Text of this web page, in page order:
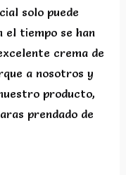
precios:
desde
$ 30.000
solo puede
el tiempo se han
crema de
a nosotros y
producto,
prendado de